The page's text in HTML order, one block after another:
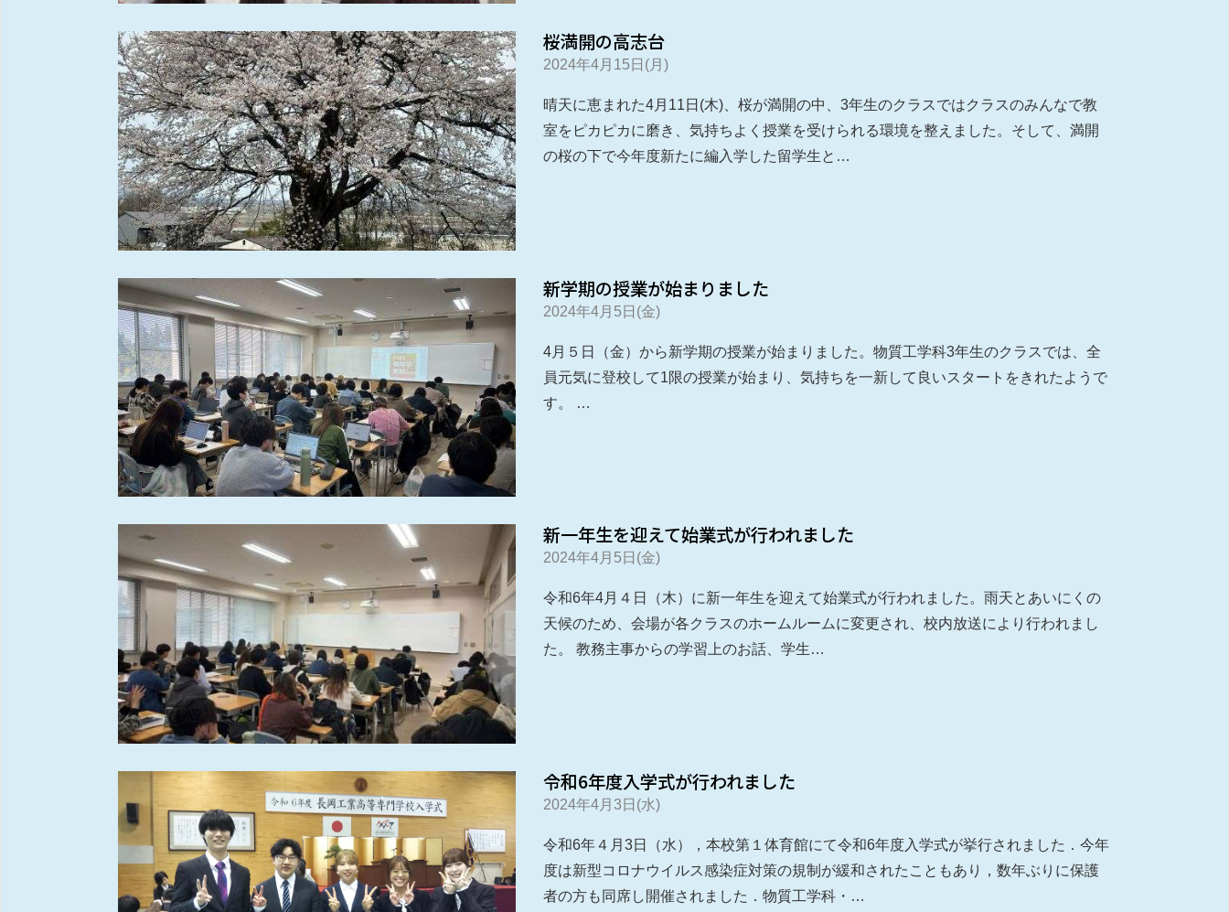
桜満開の高志台
2024年4月15日(月)
晴天に恵まれた4月11日(木)、桜が満開の中、3年生のクラスではクラスのみんなで教
室をピカピカに磨き、気持ちよく授業を受けられる環境を整えました。そして、満開
の桜の下で今年度新たに編入学した留学生と…
新学期の授業が始まりました
2024年4月5日(金)
4月５日（金）から新学期の授業が始まりました。物質工学科3年生のクラスでは、全
員元気に登校して1限の授業が始まり、気持ちを一新して良いスタートをきれたようで
す。 …
新一年生を迎えて始業式が行われました
2024年4月5日(金)
令和6年4月４日（木）に新一年生を迎えて始業式が行われました。雨天とあいにくの
天候のため、会場が各クラスのホームルームに変更され、校内放送により行われまし
た。 教務主事からの学習上のお話、学生…
令和6年度入学式が行われました
2024年4月3日(水)
令和6年４月3日（水），本校第１体育館にて令和6年度入学式が挙行されました．今年
度は新型コロナウイルス感染症対策の規制が緩和されたこともあり，数年ぶりに保護
者の方も同席し開催されました．物質工学科・…